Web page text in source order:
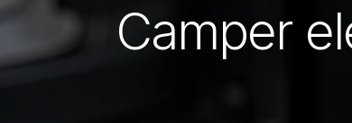
Camper